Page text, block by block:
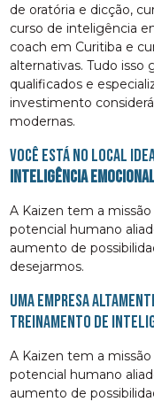
de oratória e dicção,
curso de inteligência
coach em Curitiba e
alternativas. Tudo isso
qualificados e
investimento
modernas.
Você está no local
inteligência
A Kaizen tem a
potencial humano
aumento de
desejarmos.
Uma empresa
Treinamento de
A Kaizen tem a
potencial humano
aumento de